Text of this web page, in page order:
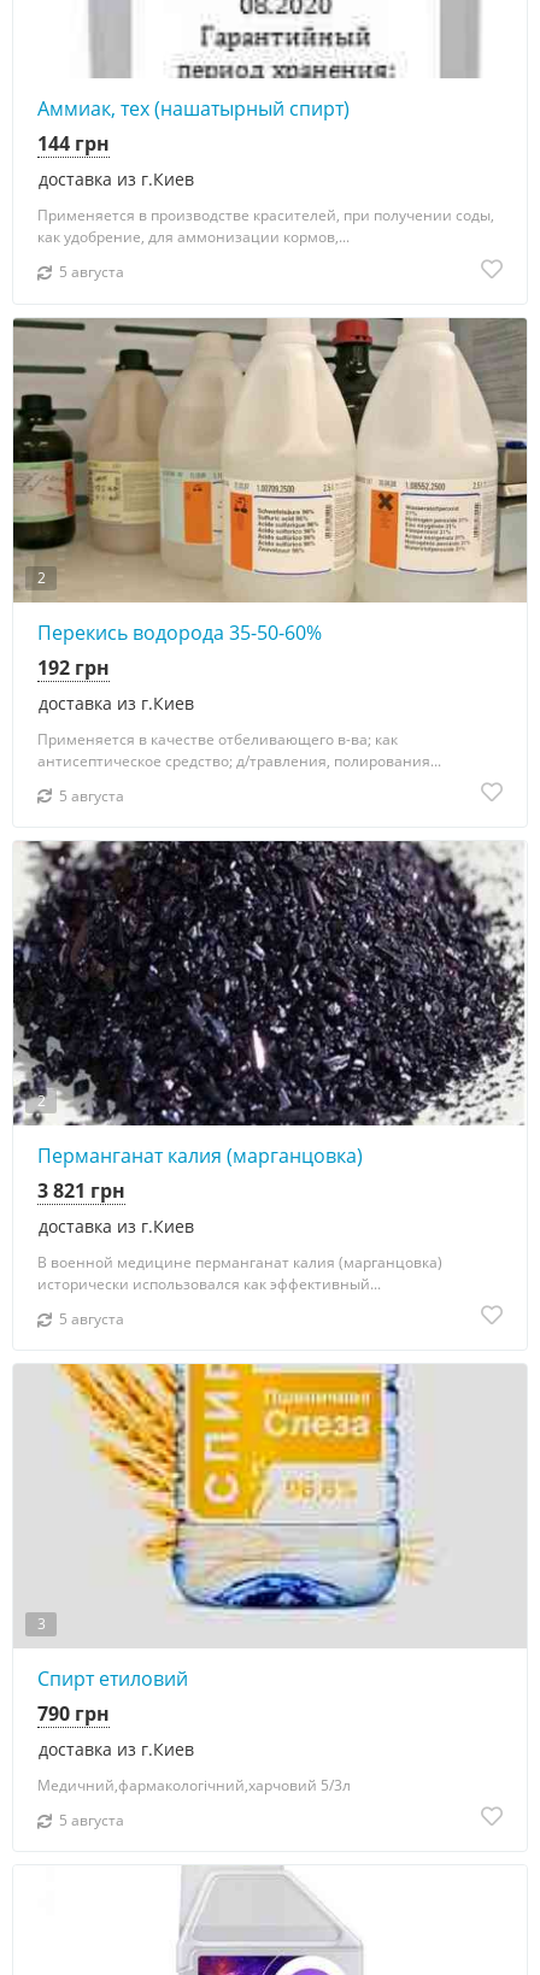
Аммиак, тех (нашатырный спирт)
доставка из г.Киев
144 грн
Применяется в производстве красителей, при получении соды,
как удобрение, для аммонизации кормов,...
5 августа
2
Перекись водорода 35-50-60%
доставка из г.Киев
192 грн
Применяется в качестве отбеливающего в-ва; как
антисептическое средство; д/травления, полирования...
5 августа
2
Перманганат калия (марганцовка)
доставка из г.Киев
3 821 грн
В военной медицине перманганат калия (марганцовка)
исторически использовался как эффективный...
5 августа
3
Спирт етиловий
доставка из г.Киев
790 грн
Медичний,фармакологічний,харчовий 5/3л
5 августа